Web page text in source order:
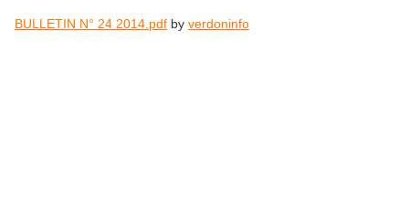
BULLETIN N° 24 2014.pdf by verdoninfo